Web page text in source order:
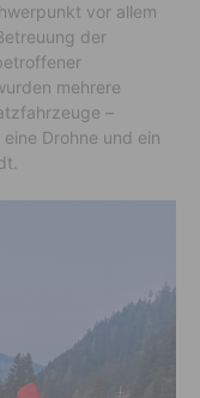
vor allem
der
mehrere
–
Drohne und ein